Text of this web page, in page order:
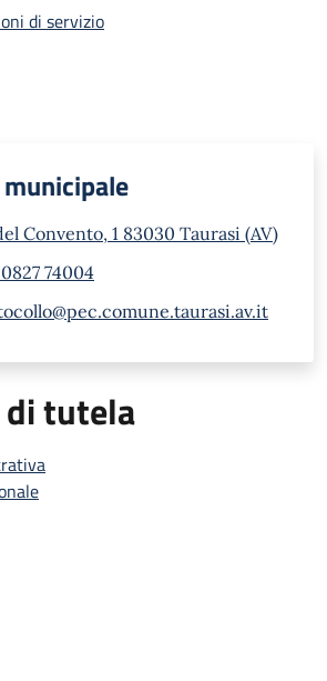
di servizio
Convento, 1 83030 Taurasi (AV)
74004
tutela